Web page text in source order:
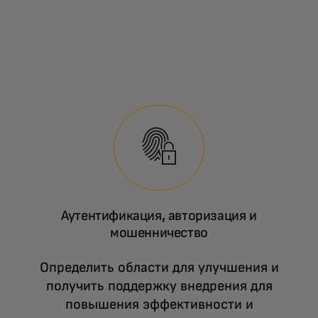
Аутентификация, авторизация и
мошенничество
Определить области для улучшения и
получить поддержку внедрения для
повышения эффективности и